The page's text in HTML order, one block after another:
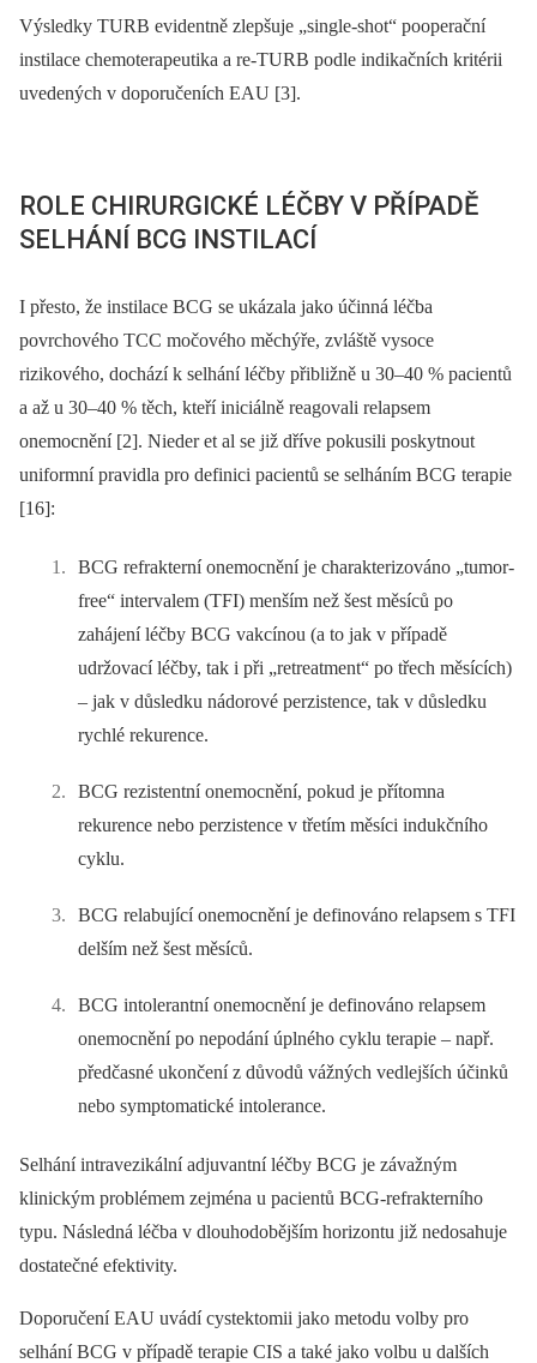
Výsledky TURB evidentně zlepšuje „single-shot“ pooperační
instilace chemo­terapeutika a re-TURB podle indikačních kritérii
uvedených v doporučeních EAU [3].
ROLE CHIRURGICKÉ LÉČBY V PŘÍPADĚ
SELHÁNÍ BCG INSTILACÍ
I přesto, že instilace BCG se ukázala jako účinná léčba
povrchového TCC močového měchýře, zvláště vysoce
rizikového, do­chází k selhání léčby přibližně u 30–40 % pacientů
a až u 30–40 % těch, kteří iniciálně reagovali relapsem
onemocnění [2]. Nieder et al se již dříve pokusili poskytnout
uniformní pravidla pro definici pacientů se selháním BCG terapie
[16]:
BCG refrakterní onemocnění je charakterizováno „tumor-
free“ intervalem (TFI) menším než šest měsíců po
zahájení léčby BCG vakcínou (a to jak v případě
udržovací léčby, tak i při „retreatment“ po třech měsících)
–⁠ jak v důsledku nádorové perzistence, tak v důsledku
rychlé rekurence.
BCG rezistentní onemocnění, pokud je přítomna
rekurence nebo perzistence v třetím měsíci indukčního
cyklu.
BCG relabující onemocnění je definováno relapsem s TFI
delším než šest měsíců.
BCG intolerantní onemocnění je definováno relapsem
onemocnění po ne­podání úplného cyklu terapie –⁠ např.
předčasné ukončení z důvodů vážných vedlejších účinků
nebo symptomatické intolerance.
Selhání intravezikální adjuvantní léčby BCG je závažným
klinickým problémem zejména u pacientů BCG-refrakterního
typu. Následná léčba v dlouhodobějším horizontu již nedosahuje
dostatečné efektivity.
Doporučení EAU uvádí cystektomii jako metodu volby pro
selhání BCG v případě terapie CIS a také jako volbu u dalších